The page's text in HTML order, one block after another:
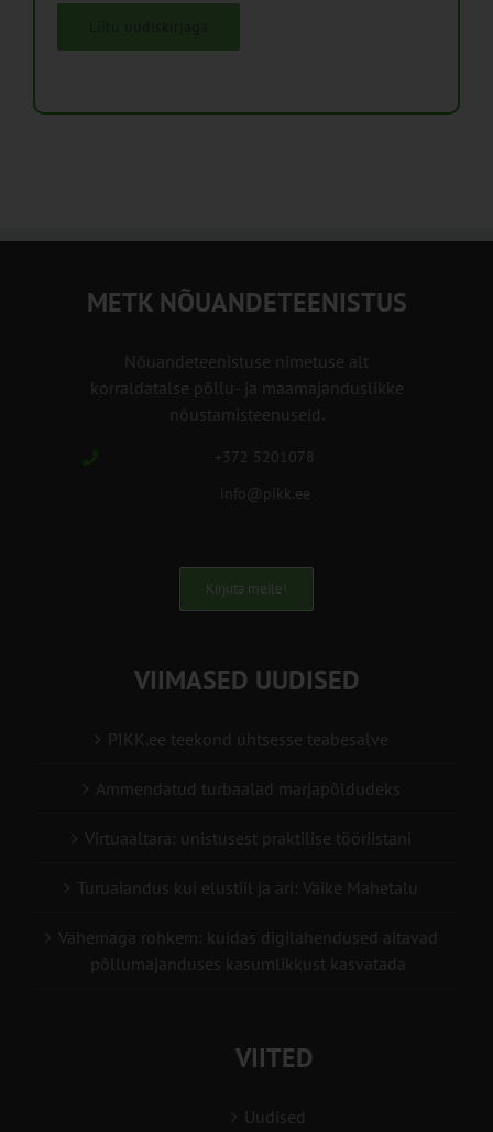
METK NÕUANDETEENISTUS
Nõuandeteenistuse nimetuse alt
korraldatalse põllu- ja maamajanduslikke
nõustamisteenuseid.
+372 5201078
info@pikk.ee
Kirjuta meile!
VIIMASED UUDISED
PIKK.ee teekond ühtsesse teabesalve
Ammendatud turbaalad marjapõldudeks
Virtuaaltara: unistusest praktilise tööriistani
Turuaiandus kui elustiil ja äri: Väike Mahetalu
Vähemaga rohkem: kuidas digilahendused aitavad
põllumajanduses kasumlikkust kasvatada
VIITED
Uudised